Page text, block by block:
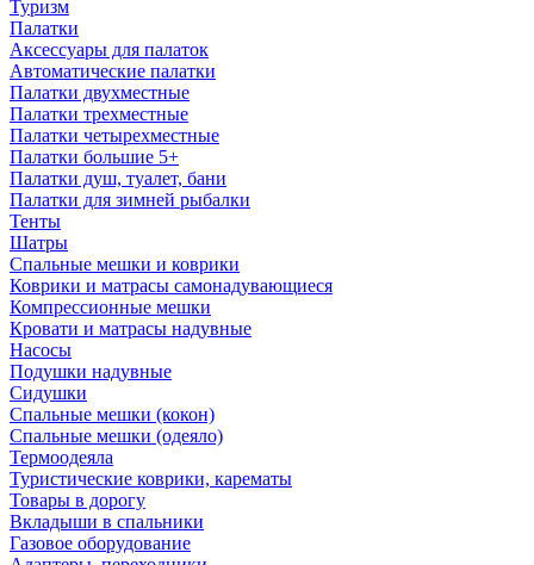
Туризм
Палатки
Аксессуары для палаток
Автоматические палатки
Палатки двухместные
Палатки трехместные
Палатки четырехместные
Палатки большие 5+
Палатки душ, туалет, бани
Палатки для зимней рыбалки
Тенты
Шатры
Спальные мешки и коврики
Коврики и матрасы самонадувающиеся
Компрессионные мешки
Кровати и матрасы надувные
Насосы
Подушки надувные
Сидушки
Спальные мешки (кокон)
Спальные мешки (одеяло)
Термоодеяла
Туристические коврики, карематы
Товары в дорогу
Вкладыши в спальники
Газовое оборудование